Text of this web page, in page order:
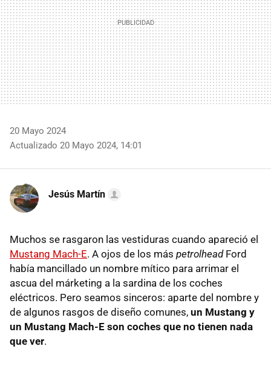
20 Mayo 2024
Actualizado 20 Mayo 2024, 14:01
Jesús Martín
Muchos se rasgaron las vestiduras cuando apareció el
Mustang Mach-E. A ojos de los más petrolhead Ford
había mancillado un nombre mítico para arrimar el
ascua del márketing a la sardina de los coches
eléctricos. Pero seamos sinceros: aparte del nombre y
de algunos rasgos de diseño comunes, un Mustang y
un Mustang Mach-E son coches que no tienen nada
que ver.